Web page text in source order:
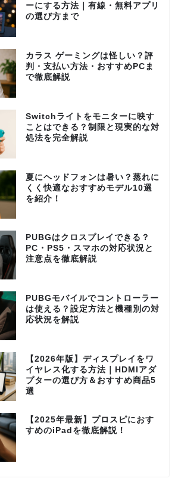
ーにする方法｜有線・無料アプリ
の選び方まで
カラス ゲーミングは怪しい？評
判・支払い方法・おすすめPCま
で徹底解説
Switchライトをモニターに映す
ことはできる？制限と現実的な対
処法を完全解説
夏にヘッドフォンは暑い？蒸れに
くく快適なおすすめモデル10選
を紹介！
PUBGはクロスプレイできる？
PC・PS5・スマホの対応状況と
注意点を徹底解説
PUBGモバイルでコントローラー
は使える？設定方法と機種別の対
応状況を解説
【2026年版】ディスプレイをワ
イヤレス化する方法｜HDMIアダ
プターの選び方＆おすすめ商品5
選
【2025年最新】プロスピにおす
すめのiPadを徹底解説！